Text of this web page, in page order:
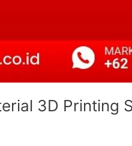
3D Printing